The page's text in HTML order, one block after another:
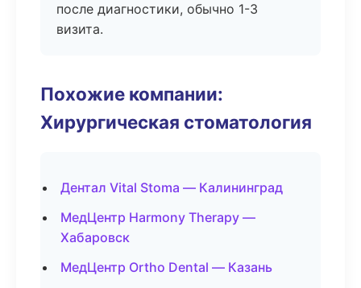
после диагностики, обычно 1-3
визита.
Похожие компании:
Хирургическая стоматология
Дентал Vital Stoma — Калининград
МедЦентр Harmony Therapy —
Хабаровск
МедЦентр Ortho Dental — Казань